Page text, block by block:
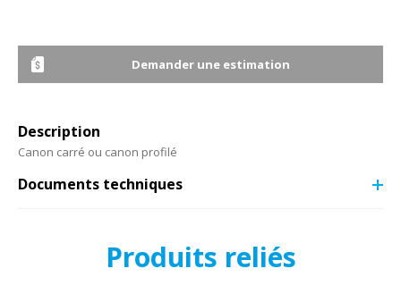
Demander une estimation
Description
Canon carré ou canon profilé
Documents techniques
Produits reliés